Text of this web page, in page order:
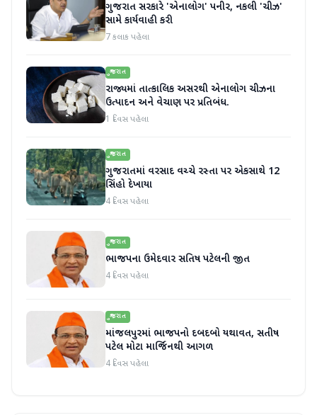
ગુજરાત સરકારે 'એનાલોગ' પનીર, નકલી 'ચીઝ'
સામે કાર્યવાહી કરી
7 કલાક પહેલા
ગુજરાત
રાજ્યમાં તાત્કાલિક અસરથી એનાલોગ ચીઝના
ઉત્પાદન અને વેચાણ પર પ્રતિબંધ.
1 દિવસ પહેલા
ગુજરાત
ગુજરાતમાં વરસાદ વચ્ચે રસ્તા પર એકસાથે 12
સિંહો દેખાયા
4 દિવસ પહેલા
ગુજરાત
ભાજપના ઉમેદવાર સતિષ પટેલની જીત
4 દિવસ પહેલા
ગુજરાત
માંજલપુરમાં ભાજપનો દબદબો યથાવત, સતીષ
પટેલ મોટા માર્જિનથી આગળ
4 દિવસ પહેલા